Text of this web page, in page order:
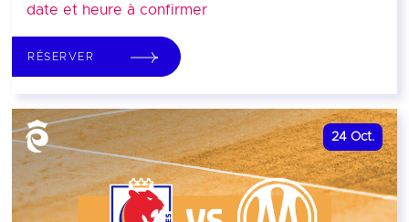
date et heure à confirmer
RÉSERVER
24 Oct.